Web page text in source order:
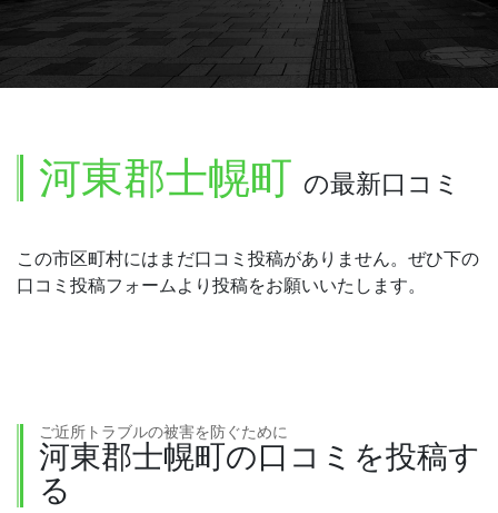
河東郡士幌町 の最新口コミ
この市区町村にはまだ口コミ投稿がありません。ぜひ下の
口コミ投稿フォームより投稿をお願いいたします。
ご近所トラブルの被害を防ぐために
河東郡士幌町の口コミを投稿す
る